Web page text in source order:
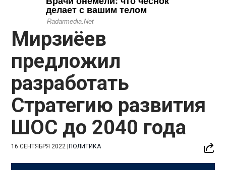
Мирзиёев
предложил
разработать
Стратегию развития
ШОС до 2040 года
16 СЕНТЯБРЯ 2022 |ПОЛИТИКА